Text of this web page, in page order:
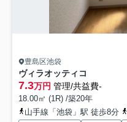
豊島区池袋
ヴィラオッティコ
7.3万円 管理/共益費-
18.00㎡ (1R) /築20年
山手線「池袋」駅 徒歩8分